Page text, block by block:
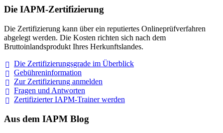
Die IAPM-Zertifizierung
Die Zertifizierung kann über ein reputiertes Onlineprüfverfahren
abgelegt werden. Die Kosten richten sich nach dem
Bruttoinlandsprodukt Ihres Herkunftslandes.
Die Zertifizierungsgrade im Überblick
Gebühreninformation
Zur Zertifizierung anmelden
Fragen und Antworten
Zertifizierter IAPM-Trainerwerden
Aus dem IAPM Blog